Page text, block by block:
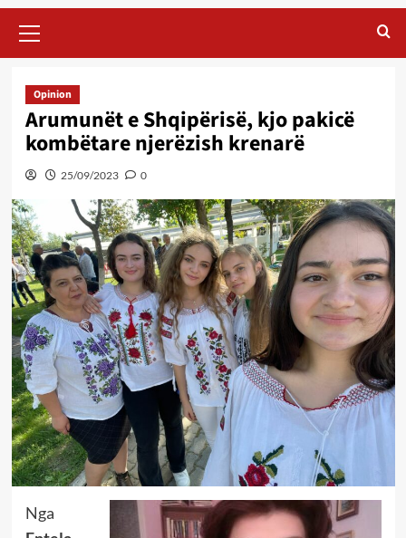
Menu
Opinion
Arumunët e Shqipërisë, kjo pakicë
kombëtare njerëzish krenarë
25/09/2023 0
Nga